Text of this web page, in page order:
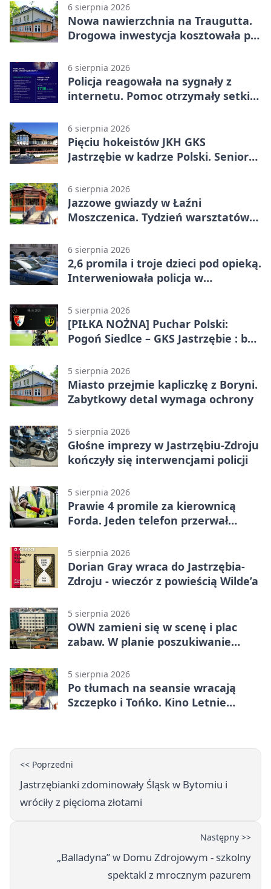
6 sierpnia 2026
Nowa nawierzchnia na Traugutta.
Drogowa inwestycja kosztowała pół
6 sierpnia 2026
Policja reagowała na sygnały z
internetu. Pomoc otrzymały setki
6 sierpnia 2026
Pięciu hokeistów JKH GKS
Jastrzębie w kadrze Polski. Seniorzy
6 sierpnia 2026
Jazzowe gwiazdy w Łaźni
Moszczenica. Tydzień warsztatów
6 sierpnia 2026
2,6 promila i troje dzieci pod opieką.
Interweniowała policja w
5 sierpnia 2026
[PIŁKA NOŻNA] Puchar Polski:
Pogoń Siedlce – GKS Jastrzębie : bez
5 sierpnia 2026
Miasto przejmie kapliczkę z Boryni.
Zabytkowy detal wymaga ochrony
5 sierpnia 2026
Głośne imprezy w Jastrzębiu-Zdroju
kończyły się interwencjami policji
5 sierpnia 2026
Prawie 4 promile za kierownicą
Forda. Jeden telefon przerwał
5 sierpnia 2026
Dorian Gray wraca do Jastrzębia-
Zdroju - wieczór z powieścią Wilde’a
5 sierpnia 2026
OWN zamieni się w scenę i plac
zabaw. W planie poszukiwanie
5 sierpnia 2026
Po tłumach na seansie wracają
Szczepko i Tońko. Kino Letnie
<< Poprzedni
Jastrzębianki zdominowały Śląsk w Bytomiu i
wróciły z pięcioma złotami
Następny >>
„Balladyna” w Domu Zdrojowym - szkolny
spektakl z mrocznym pazurem